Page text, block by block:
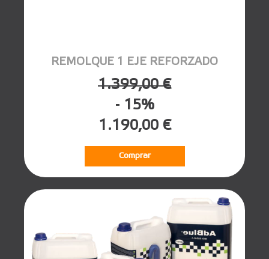
REMOLQUE 1 EJE REFORZADO
1.399,00 €
- 15%
1.190,00 €
Comprar